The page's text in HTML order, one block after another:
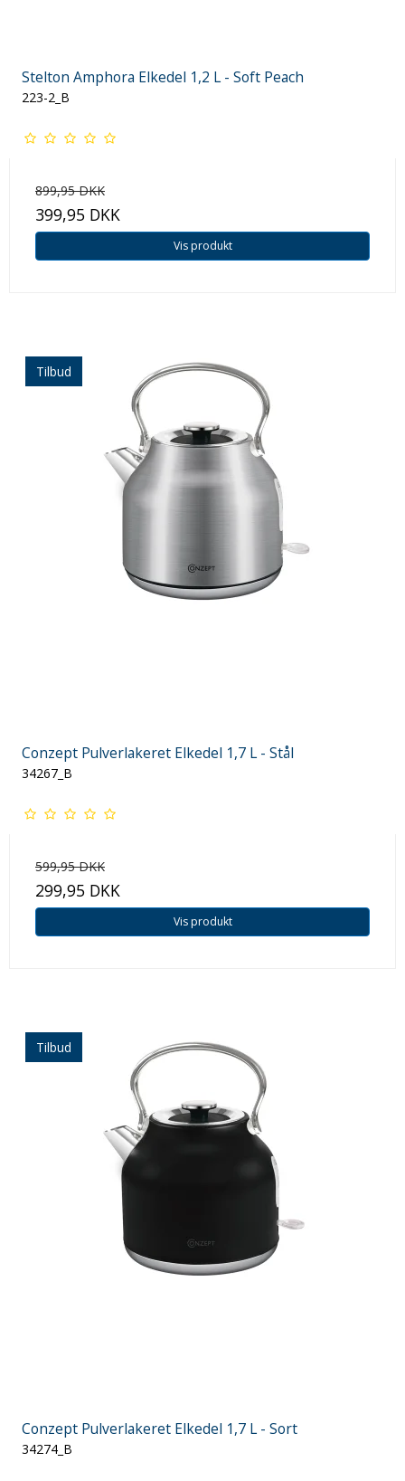
Stelton Amphora Elkedel 1,2 L - Soft Peach
223-2_B
899,95 DKK
399,95 DKK
Vis produkt
Tilbud
Conzept Pulverlakeret Elkedel 1,7 L - Stål
34267_B
599,95 DKK
299,95 DKK
Vis produkt
Tilbud
Conzept Pulverlakeret Elkedel 1,7 L - Sort
34274_B